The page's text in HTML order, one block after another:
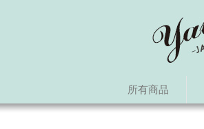
所有商品